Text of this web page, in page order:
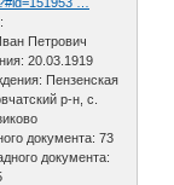
:
Петрович
20.03.1919
Пензенская
р-н, с.
документа: 73
документа: